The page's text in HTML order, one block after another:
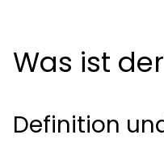
Was ist
Definition